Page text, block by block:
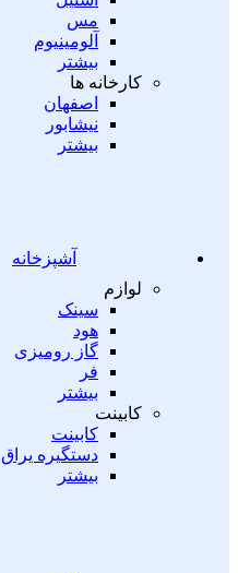
مس
آلومینیوم
بیشتر
کارخانه ها
اصفهان
نیشابور
بیشتر
آشپزخانه
لوازم
سینک
هود
گاز رومیزی
فر
بیشتر
کابینت
کابینت
دستگیره یراق
بیشتر